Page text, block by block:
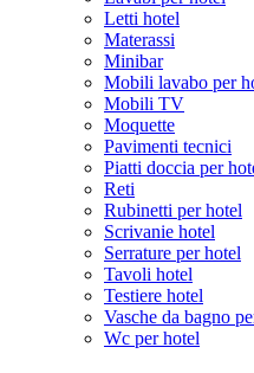
Letti hotel
Materassi
Minibar
Mobili lavabo per
Mobili TV
Moquette
Pavimenti tecnici
Piatti doccia per
Reti
Rubinetti per hotel
Scrivanie hotel
Serrature per hotel
Tavoli hotel
Testiere hotel
Vasche da bagno
Wc per hotel